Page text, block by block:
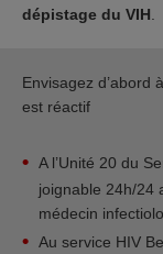
dépistage du VIH
Envisagez d’abord
est réactif
A l’Unité 20 du
joignable 24h/24
médecin
Au service HIV